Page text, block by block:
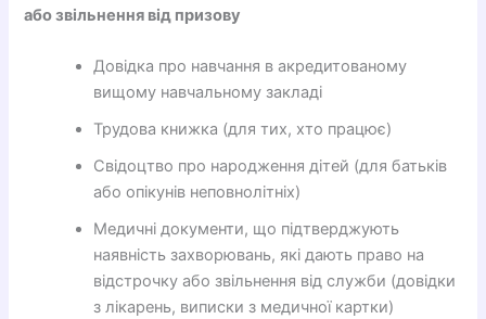
або звільнення від призову
Довідка про навчання в акредитованому
вищому навчальному закладі
Трудова книжка (для тих, хто працює)
Свідоцтво про народження дітей (для батьків
або опікунів неповнолітніх)
Медичні документи, що підтверджують
наявність захворювань, які дають право на
відстрочку або звільнення від служби (довідки
з лікарень, виписки з медичної картки)